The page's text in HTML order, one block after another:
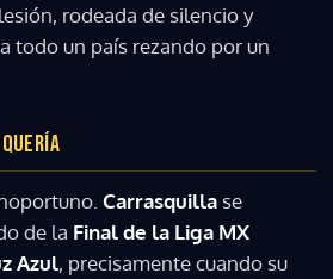
lesión, rodeada de silencio y
todo un país rezando por un
Carrasquilla se
de la Final de la Liga MX
Azul, precisamente cuando su